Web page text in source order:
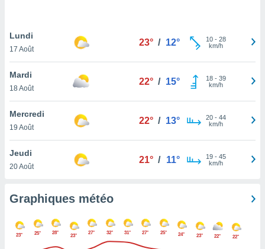
pas
de
à
cas,
que
sur le
ne
Lundi
17 Août
23° / 12° 10- 28
km/h
Mardi
18 Août
22° / 15° 18- 39
km/h
Mercredi
19 Août
22° / 13° 20- 44
km/h
Jeudi
20 Août
21° / 11° 19- 45
km/h
Graphiques météo
23° 25° 28°
23°
27° 32° 31° 27° 25° 24° 23° 22° 22°